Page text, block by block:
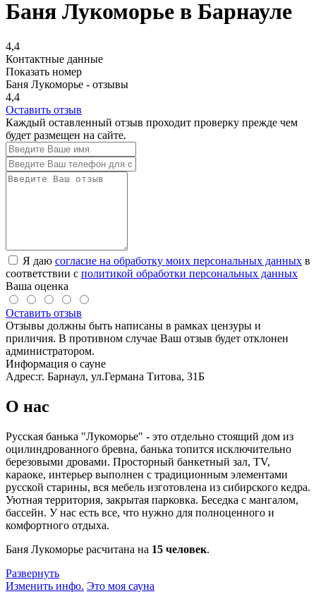
Баня Лукоморье в Барнауле
4,4
Контактные данные
Показать номер
Баня Лукоморье - отзывы
4,4
Оставить отзыв
Каждый оставленный отзыв проходит проверку прежде чем
будет размещен на сайте.
Я даю согласие на обработку моих персональных данных в
соответствии с политикой обработки персональных данных
Ваша оценка
Оставить отзыв
Отзывы должны быть написаны в рамках цензуры и
приличия. В противном случае Ваш отзыв будет отклонен
администратором.
Информация о сауне
Адрес:г. Барнаул, ул.Германа Титова, 31Б
О нас
Русская банька "Лукоморье" - это отдельно стоящий дом из
оцилиндрованного бревна, банька топится исключительно
березовыми дровами. Просторный банкетный зал, TV,
караоке, интерьер выполнен с традиционным элементами
русской старины, вся мебель изготовлена из сибирского кедра.
Уютная территория, закрытая парковка. Беседка с мангалом,
бассейн. У нас есть все, что нужно для полноценного и
комфортного отдыха.
Баня Лукоморье расчитана на 15 человек.
Развернуть
Изменить инфо. Это моя сауна